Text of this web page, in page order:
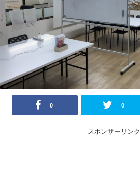
0 0
スポンサーリンク